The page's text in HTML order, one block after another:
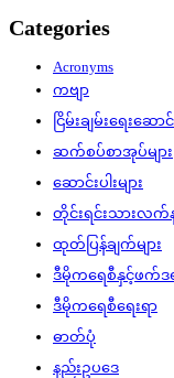
Categories
Acronyms
ကဗျာ
ငြိမ်းချမ်းရေးဆေ
ဆက်စပ်စာအုပ်များ
ဆောင်းပါးများ
တိုင်းရင်းသားလက်
ထုတ်ပြန်ချက်များ
ဒီမိုကရေစီနှင့်ဖက်ဒ
ဒီမိုကရေစီရေးရာ
ဓာတ်ပုံ
နည်းဥပဒေ